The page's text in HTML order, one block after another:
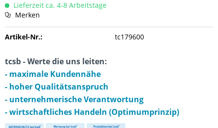
Lieferzeit ca. 4-8 Arbeitstage
Merken
Artikel-Nr.: tc179600
tcsb - Werte die uns leiten:
- maximale Kundennähe
- hoher Qualitätsanspruch
- unternehmerische Verantwortung
- wirtschaftliches Handeln (Optimumprinzip)